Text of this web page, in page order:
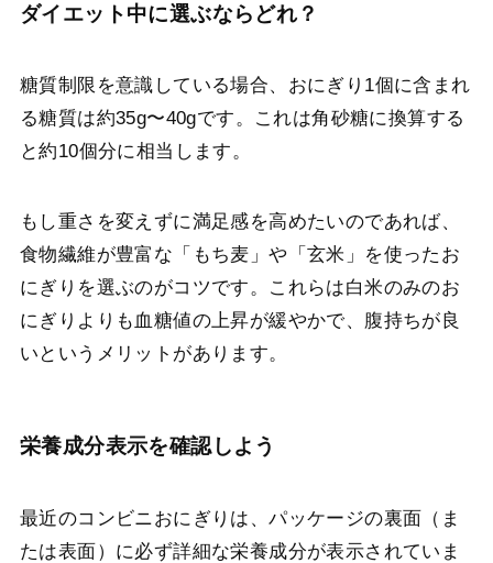
ダイエット中に選ぶならどれ？
糖質制限を意識している場合、おにぎり1個に含まれ
る糖質は約35g〜40gです。これは角砂糖に換算する
と約10個分に相当します。
もし重さを変えずに満足感を高めたいのであれば、
食物繊維が豊富な「もち麦」や「玄米」を使ったお
にぎりを選ぶのがコツです。これらは白米のみのお
にぎりよりも血糖値の上昇が緩やかで、腹持ちが良
いというメリットがあります。
栄養成分表示を確認しよう
最近のコンビニおにぎりは、パッケージの裏面（ま
たは表面）に必ず詳細な栄養成分が表示されていま